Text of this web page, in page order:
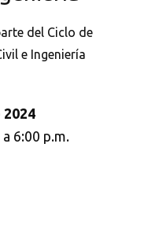
del Ciclo de
e Ingeniería
6:00 p.m.